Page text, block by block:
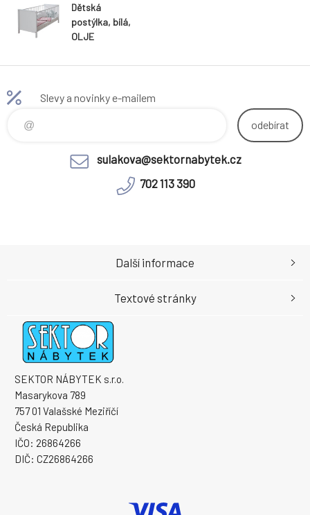
Dětská
postýlka, bílá,
OLJE
Slevy a novinky e-mailem
odebírat
sulakova@sektornabytek.cz
702 113 390
SEKTOR NÁBYTEK s.r.o.
Masarykova 789
757 01 Valašské Meziříčí
Česká Republika
IČO: 26864266
DIČ: CZ26864266
Další informace
Textové stránky